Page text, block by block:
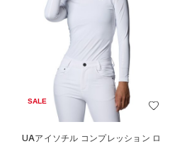
SALE
UAアイソチル コンプレッション ロ